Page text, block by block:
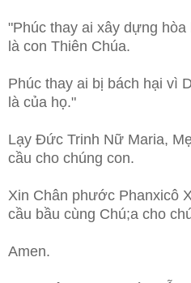
"Phúc thay ai xây dựng
là con Thiên Chúa.
Phúc thay ai bị bách hại vì
là của họ."
Lạy Đức Trinh Nữ Maria,
cầu cho chúng con.
Xin Chân phước Phanxicô
cầu bầu cùng Chú;a cho
Amen.